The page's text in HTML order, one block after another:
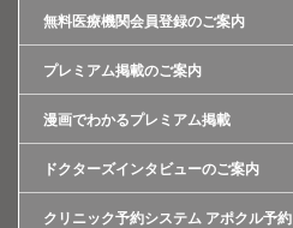
無料医療機関会員登録のご案内
プレミアム掲載のご案内
漫画でわかるプレミアム掲載
ドクターズインタビューのご案内
クリニック予約システム アポクル予約